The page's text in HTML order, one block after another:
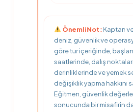
Önemli Not: Kaptan
deniz, güvenlik ve
göre tur içeriğinde,
saatlerinde, dalış
derinliklerinde ve yemek
değişiklik yapma hakkını
Eğitmen, güvenlik
sonucunda bir misafirin